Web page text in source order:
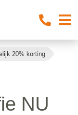
20% korting
NU